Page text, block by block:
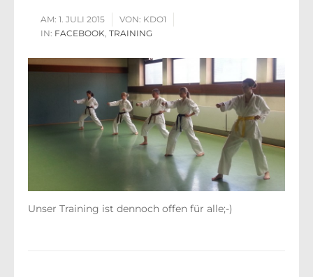
AM: 1. JULI 2015 VON: KDO1
IN: FACEBOOK TRAINING
Unser Training ist dennoch offen für alle;-)